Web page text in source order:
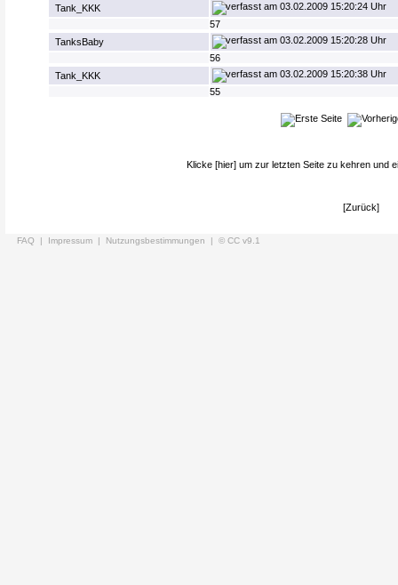
Tank_KKK
03.02.2009 15:20:24 Uhr
57
TanksBaby
03.02.2009 15:20:28 Uhr
56
Tank_KKK
03.02.2009 15:20:38 Uhr
55
Klicke [hier] um zur letzten Seite zu kehren und
[Zurück]
FAQ | Impressum | Nutzungsbestimmungen | © CC v9.1